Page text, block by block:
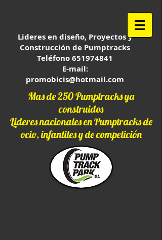
Lideres en diseño, Proyectos y
Construcción de Pumptracks
Teléfono651974841
E-mail:
promobicis@hotmail.com
Mas de 250 Pumptracks ya
construidos
Lideres nacionales en Pumptracks de
ocio, infantiles y de competición